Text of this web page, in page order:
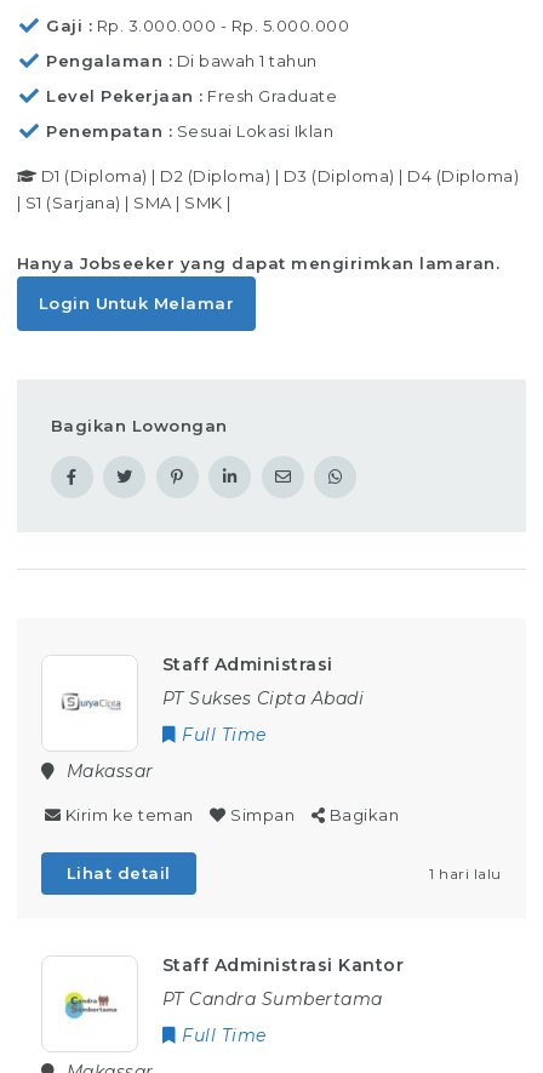
Gaji
Rp. 3.000.000 - Rp. 5.000.000
Pengalaman
Di bawah 1 tahun
Level Pekerjaan
Fresh Graduate
Penempatan
Sesuai Lokasi Iklan
D1 (Diploma) | D2 (Diploma) | D3 (Diploma) | D4 (Diploma)
| S1 (Sarjana) | SMA | SMK |
Hanya Jobseeker yang dapat mengirimkan lamaran.
Login Untuk Melamar
Bagikan Lowongan
Staff Administrasi
PT Sukses Cipta Abadi
Full Time
Makassar
Kirim ke teman Simpan Bagikan
Lihat detail 1 hari lalu
Staff Administrasi Kantor
PT Candra Sumbertama
Full Time